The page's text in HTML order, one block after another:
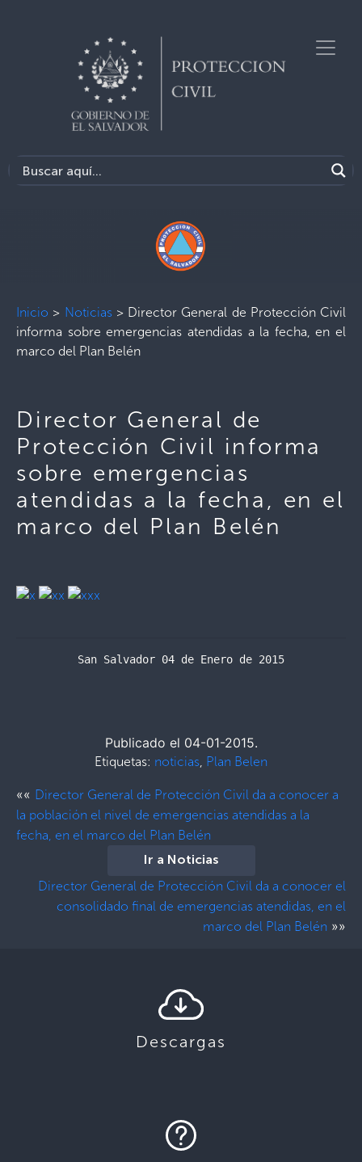
Inicio > Noticias> Director General de Protección Civil
informa sobre emergencias atendidas a la fecha, en el
marco del Plan Belén
Director General de
Protección Civil informa
sobre emergencias
atendidas a la fecha, en el
marco del Plan Belén
San Salvador 04 de Enero de 2015
Publicado el 04-01-2015.
Etiquetas: noticias, Plan Belen
«« Director General de Protección Civil da a conocer a
la población el nivel de emergencias atendidas a la
fecha, en el marco del Plan Belén
Ir a Noticias
Director General de Protección Civil da a conocer el
consolidado final de emergencias atendidas, en el
marco del Plan Belén »»
Descargas